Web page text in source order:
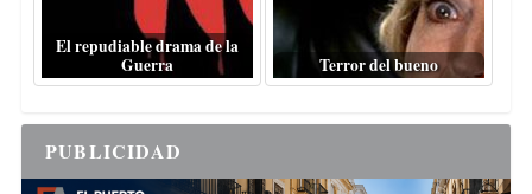
El repudiable drama de la
Guerra
Terror del bueno
PUBLICIDAD